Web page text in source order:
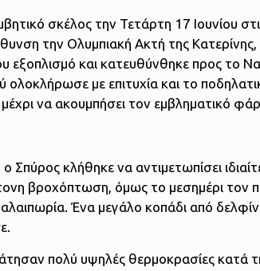
σκέλος την Τετάρτη 17 Ιουνίου
την Ολυμπιακή Ακτή της
εξοπλισμό και κατευθύνθηκε προς το
με επιτυχία και το
να ακουμπήσει τον εμβληματικό
Σπύρος κλήθηκε να αντιμετωπίσει
βροχόπτωση, όμως το μεσημέρι τον
Ένα μεγάλο κοπάδι από
πολύ υψηλές θερμοκρασίες κατά